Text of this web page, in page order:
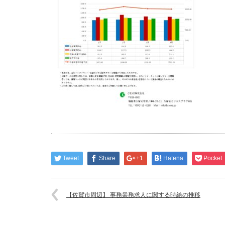
Tweet Share +1 Hatena Pocket
【佐賀市周辺】 事務業務求人に関する時給の推移